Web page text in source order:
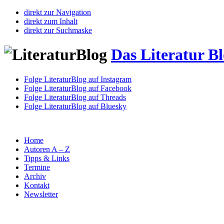
direkt zur Navigation
direkt zum Inhalt
direkt zur Suchmaske
Das Literatur
Folge LiteraturBlog auf Instagram
Folge LiteraturBlog auf Facebook
Folge LiteraturBlog auf Threads
Folge LiteraturBlog auf Bluesky
Home
Autoren A – Z
Tipps & Links
Termine
Archiv
Kontakt
Newsletter